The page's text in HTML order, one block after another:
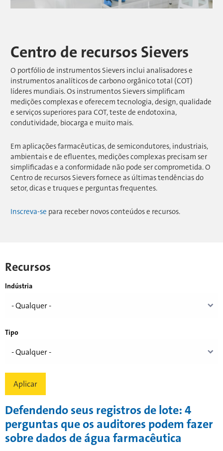
Centro de recursos Sievers
O portfólio de instrumentos Sievers inclui analisadores e
instrumentos analíticos de carbono orgânico total (COT)
líderes mundiais. Os instrumentos Sievers simplificam
medições complexas e oferecem tecnologia, design, qualidade
e serviços superiores para COT, teste de endotoxina,
condutividade, biocarga e muito mais.
Em aplicações farmacêuticas, de semicondutores, industriais,
ambientais e de efluentes, medições complexas precisam ser
simplificadas e a conformidade não pode ser comprometida. O
Centro de recursos Sievers fornece as últimas tendências do
setor, dicas e truques e perguntas frequentes.
Inscreva-se para receber novos conteúdos e recursos.
Recursos
Indústria
Tipo
Defendendo seus registros de lote: 4
perguntas que os auditores podem fazer
sobre dados de água farmacêutica